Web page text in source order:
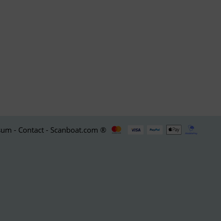
- Contact - Scanboat.com ®